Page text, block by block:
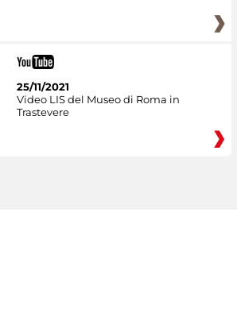
25/11/2021
Video LIS del Museo di Roma in
Trastevere